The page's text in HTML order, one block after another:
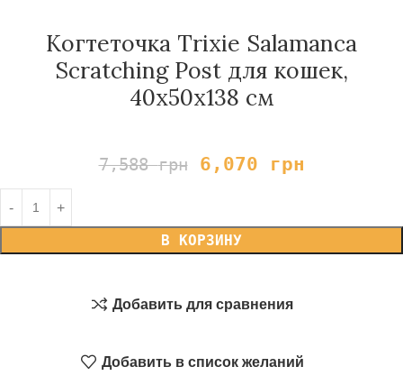
Когтеточка Trixie Salamanca
Scratching Post для кошек,
40х50х138 см
7,588грн 6,070 грн
В КОРЗИНУ
Добавить для сравнения
Добавить в список желаний